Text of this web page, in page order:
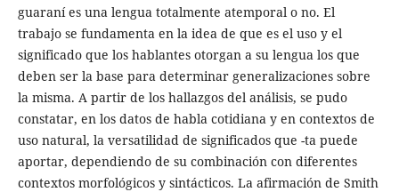
guaraní es una lengua totalmente atemporal o no. El
trabajo se fundamenta en la idea de que es el uso y el
significado que los hablantes otorgan a su lengua los que
deben ser la base para determinar generalizaciones sobre
la misma. A partir de los hallazgos del análisis, se pudo
constatar, en los datos de habla cotidiana y en contextos de
uso natural, la versatilidad de significados que -ta puede
aportar, dependiendo de su combinación con diferentes
contextos morfológicos y sintácticos. La afirmación de Smith